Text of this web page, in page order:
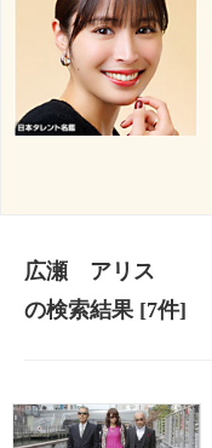
広瀬 アリス
の検索結果[7件]